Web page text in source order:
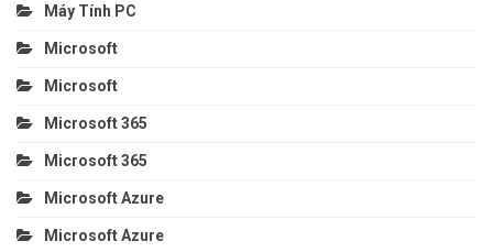
Máy Tính PC
Microsoft
Microsoft
Microsoft 365
Microsoft 365
Microsoft Azure
Microsoft Azure